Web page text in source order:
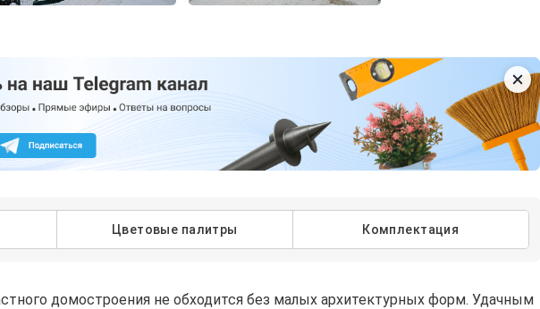
Цветовые палитры Комплектация
домостроения не обходится без малых архитектурных форм. Удачным